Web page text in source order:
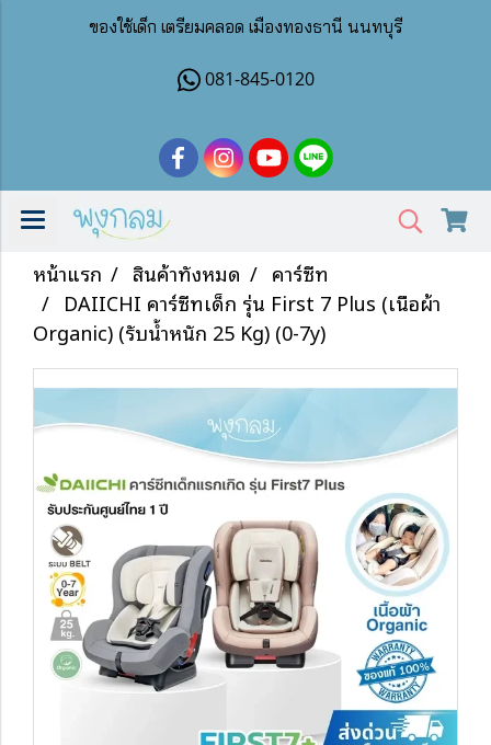
ของใช้เด็ก เตรียมคลอด เมืองทองธานี นนทบุรี
081-845-0120
หน้าแรก สินค้าทั้งหมด
คาร์ซีท
DAIICHI คาร์ซีทเด็ก รุ่น First 7 Plus (เนื้อผ้า
Organic) (รับน้ำหนัก 25 Kg) (0-7y)